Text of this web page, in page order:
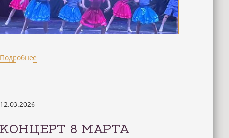
Подробнее
12.03.2026
КОНЦЕРТ 8 МАРТА